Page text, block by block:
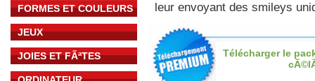
FORMES ET COULEURS
JEUX
JOIES ET FÃªTES
leur envoyant des smileys
Télécharger le